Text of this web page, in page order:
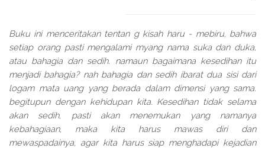
Buku ini menceritakan tentan g kisah haru - mebiru, bahwa
setiap orang pasti mengalami myang nama suka dan duka,
atau bahagia dan sedih. namaun bagaimana kesedihan itu
menjadi bahagia? nah bahagia dan sedih ibarat dua sisi dari
logam mata uang yang berada dalam dimensi yang sama.
begitupun dengan kehidupan kita. Kesedihan tidak selama
akan sedih, pasti akan menemukan yang namanya
kebahagiaan, maka kita harus mawas diri dan
mewaspadainya, agar kita harus siap menghadapi kejadian